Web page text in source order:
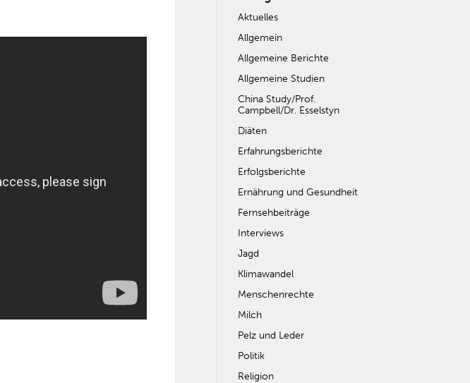
Aktuelles
Allgemein
Allgemeine Berichte
Allgemeine Studien
China Study/Prof.
Campbell/Dr. Esselstyn
Diäten
Erfahrungsberichte
Erfolgsberichte
Ernährung und Gesundheit
Fernsehbeiträge
Interviews
Jagd
Klimawandel
Menschenrechte
Milch
Pelz und Leder
Politik
Religion